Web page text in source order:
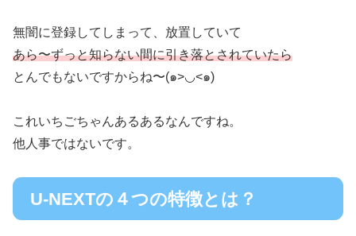
無闇に登録してしまって、放置していて
あら〜ずっと知らない間に引き落とされていたら
とんでもないですからね〜(๑>◡<๑)
これいちごちゃんあるあるなんですね。
他人事ではないです。
U-NEXTの４つの特徴とは？